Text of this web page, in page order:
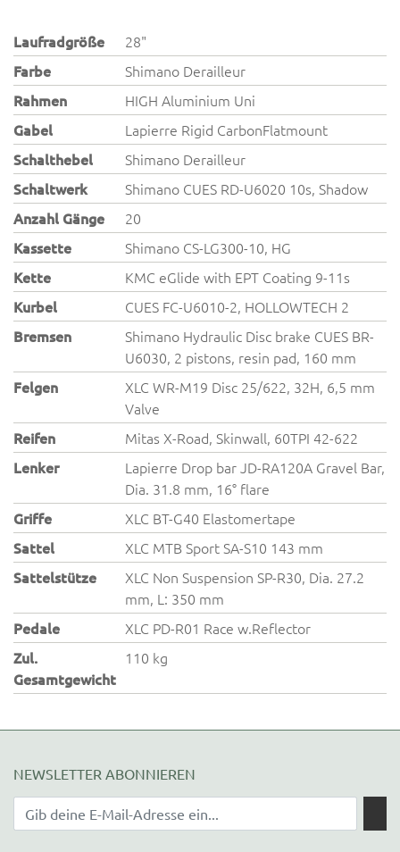
Laufradgröße
28"
Farbe
Shimano Derailleur
Rahmen
HIGH Aluminium Uni
Gabel
Lapierre Rigid CarbonFlatmount
Schalthebel
Shimano Derailleur
Schaltwerk
Shimano CUES RD-U6020 10s, Shadow
Anzahl Gänge
20
Kassette
Shimano CS-LG300-10, HG
Kette
KMC eGlide with EPT Coating 9-11s
Kurbel
CUES FC-U6010-2, HOLLOWTECH 2
Bremsen
Shimano Hydraulic Disc brake CUES BR-
U6030, 2 pistons, resin pad, 160 mm
Felgen
XLC WR-M19 Disc 25/622, 32H, 6,5 mm
Valve
Reifen
Mitas X-Road, Skinwall, 60TPI 42-622
Lenker
Lapierre Drop bar JD-RA120A Gravel Bar,
Dia. 31.8 mm, 16° flare
Griffe
XLC BT-G40 Elastomertape
Sattel
XLC MTB Sport SA-S10 143 mm
Sattelstütze
XLC Non Suspension SP-R30, Dia. 27.2
mm, L: 350 mm
Pedale
XLC PD-R01 Race w.Reflector
Zul.
Gesamtgewicht
110 kg
NEWSLETTER ABONNIEREN